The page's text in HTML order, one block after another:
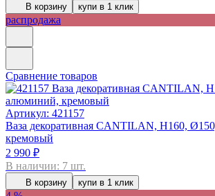
В корзину купи в 1 клик
распродажа
Сравнение товаров
Артикул: 421157
Ваза декоративная CANTILAN, H160,
кремовый
2 990 ₽
В наличии: 7 шт.
В корзину купи в 1 клик